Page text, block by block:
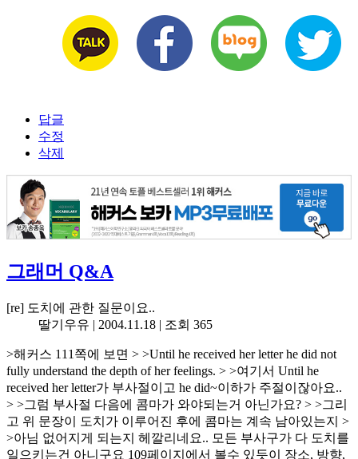
답글
수정
삭제
그래머 Q&A
[re] 도치에 관한 질문이요..
딸기우유 | 2004.11.18 | 조회 365
>해커스 111쪽에 보면 > >Until he received her letter he did not
fully understand the depth of her feelings. > >여기서 Until he
received her letter가 부사절이고 he did~이하가 주절이잖아요..
> >그럼 부사절 다음에 콤마가 와야되는거 아닌가요? > >그리
고 위 문장이 도치가 이루어진 후에 콤마는 계속 남아있는지 >
>아님 없어지게 되는지 헤깔리네요.. 모든 부사구가 다 도치를
일으키는건 아니구요 109페이지에서 볼수 있듯이 장소, 방향,